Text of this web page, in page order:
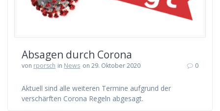
Absagen durch Corona
von rporsch in News on 29. Oktober 2020 0
Aktuell sind alle weiteren Termine aufgrund der
verschärften Corona Regeln abgesagt.